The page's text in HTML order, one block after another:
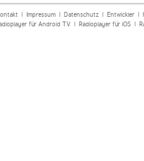
| Impressum| Datenschutz| Entwickler|
für Android TV| Radioplayer für iOS|